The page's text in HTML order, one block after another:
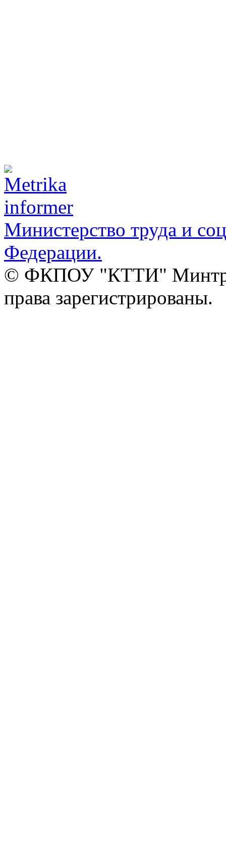
Министерство труда и
Федерации.
© ФКПОУ "КТТИ"
права зарегистрированы.